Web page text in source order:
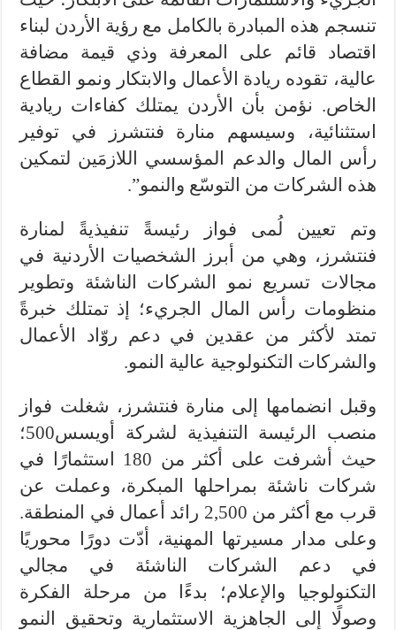
تنسجم هذه المبادرة بالكامل مع رؤية الأردن لبناء
اقتصاد قائم على المعرفة وذي قيمة مضافة
عالية، تقوده ريادة الأعمال والابتكار ونمو القطاع
الخاص. نؤمن بأن الأردن يمتلك كفاءات ريادية
استثنائية، وسيسهم منارة فنتشرز في توفير
رأس المال والدعم المؤسسي اللازمَين لتمكين
هذه الشركات من التوسّع والنمو”.
وتم تعيين لُمى فواز رئيسةً تنفيذيةً لمنارة
فنتشرز، وهي من أبرز الشخصيات الأردنية في
مجالات تسريع نمو الشركات الناشئة وتطوير
منظومات رأس المال الجريء؛ إذ تمتلك خبرةً
تمتد لأكثر من عقدين في دعم روّاد الأعمال
والشركات التكنولوجية عالية النمو.
وقبل انضمامها إلى منارة فنتشرز، شغلت فواز
منصب الرئيسة التنفيذية لشركة أويسس500؛
حيث أشرفت على أكثر من 180 استثمارًا في
شركات ناشئة بمراحلها المبكرة، وعملت عن
قرب مع أكثر من 2,500 رائد أعمال في المنطقة.
وعلى مدار مسيرتها المهنية، أدّت دورًا محوريًا
في دعم الشركات الناشئة في مجالي
التكنولوجيا والإعلام؛ بدءًا من مرحلة الفكرة
وصولًا إلى الجاهزية الاستثمارية وتحقيق النمو